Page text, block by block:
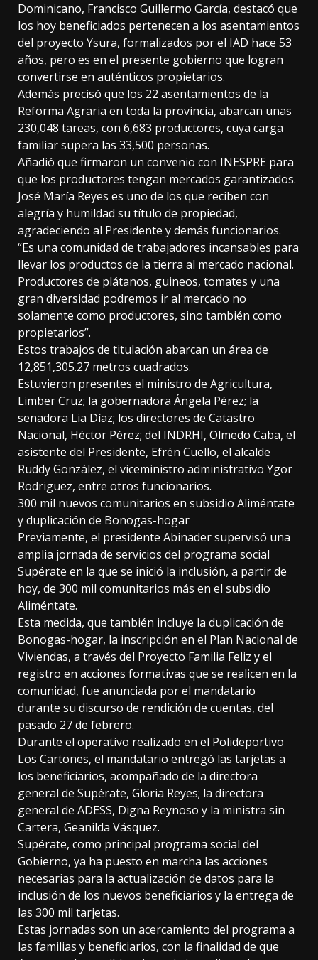
Dominicano, Francisco Guillermo García, destacó que
los hoy beneficiados pertenecen a los asentamientos
del proyecto Ysura, formalizados por el IAD hace 53
años, pero es en el presente gobierno que logran
convertirse en auténticos propietarios.
Además precisó que los 22 asentamientos de la
Reforma Agraria en toda la provincia, abarcan unas
230,048 tareas, con 6,683 productores, cuya carga
familiar supera las 33,500 personas.
Añadió que firmaron un convenio con INESPRE para
que los productores tengan mercados garantizados.
José María Reyes es uno de los que reciben con
alegría y humildad su título de propiedad,
agradeciendo al Presidente y demás funcionarios.
“Es una comunidad de trabajadores incansables para
llevar los productos de la tierra al mercado nacional.
Productores de plátanos, guineos, tomates y una
gran diversidad podremos ir al mercado no
solamente como productores, sino también como
propietarios”.
Estos trabajos de titulación abarcan un área de
12,851,305.27 metros cuadrados.
Estuvieron presentes el ministro de Agricultura,
Limber Cruz; la gobernadora Ángela Pérez; la
senadora Lia Díaz; los directores de Catastro
Nacional, Héctor Pérez; del INDRHI, Olmedo Caba, el
asistente del Presidente, Efrén Cuello, el alcalde
Ruddy González, el viceministro administrativo Ygor
Rodriguez, entre otros funcionarios.
300 mil nuevos comunitarios en subsidio Aliméntate
y duplicación de Bonogas-hogar
Previamente, el presidente Abinader supervisó una
amplia jornada de servicios del programa social
Supérate en la que se inició la inclusión, a partir de
hoy, de 300 mil comunitarios más en el subsidio
Aliméntate.
Esta medida, que también incluye la duplicación de
Bonogas-hogar, la inscripción en el Plan Nacional de
Viviendas, a través del Proyecto Familia Feliz y el
registro en acciones formativas que se realicen en la
comunidad, fue anunciada por el mandatario
durante su discurso de rendición de cuentas, del
pasado 27 de febrero.
Durante el operativo realizado en el Polideportivo
Los Cartones, el mandatario entregó las tarjetas a
los beneficiarios, acompañado de la directora
general de Supérate, Gloria Reyes; la directora
general de ADESS, Digna Reynoso y la ministra sin
Cartera, Geanilda Vásquez.
Supérate, como principal programa social del
Gobierno, ya ha puesto en marcha las acciones
necesarias para la actualización de datos para la
inclusión de los nuevos beneficiarios y la entrega de
las 300 mil tarjetas.
Estas jornadas son un acercamiento del programa a
las familias y beneficiarios, con la finalidad de que